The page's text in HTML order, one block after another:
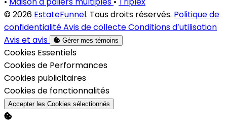
© 2026 EstateFunnel. Tous droits réservés. Politique de
confidentialitéAvis de collecteConditions d’utilisation
Avis et avis
Gérer mes témoins
Activer
Cookies Essentiels
Activer
Cookies de Performances
Activer
Cookies publicitaires
Activer
Cookies de fonctionnalités
Accepter les Cookies sélectionnés